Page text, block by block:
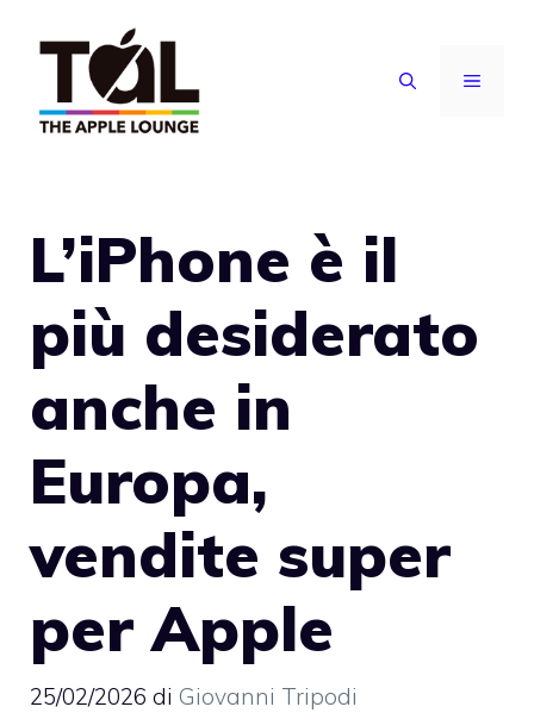
contenuto
MENU
L’iPhone è il
più desiderato
anche in
Europa,
vendite super
per Apple
25/02/2026 di Giovanni Tripodi